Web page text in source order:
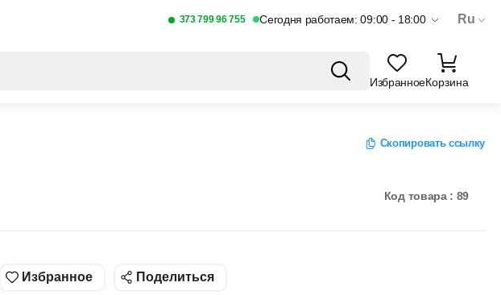
373 799 96 755 Сегодня работаем: 09:00 - 18:00 Ru
ИзбранноеКорзина
Скопировать ссылку
Код товара : 89
Избранное Поделиться